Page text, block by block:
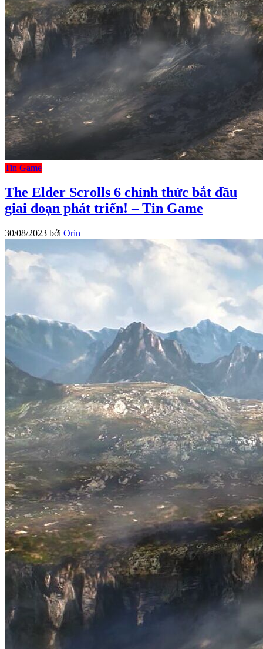
Tin Game
The Elder Scrolls 6 chính thức bắt đầu
giai đoạn phát triển! – Tin Game
30/08/2023 bởi Orin